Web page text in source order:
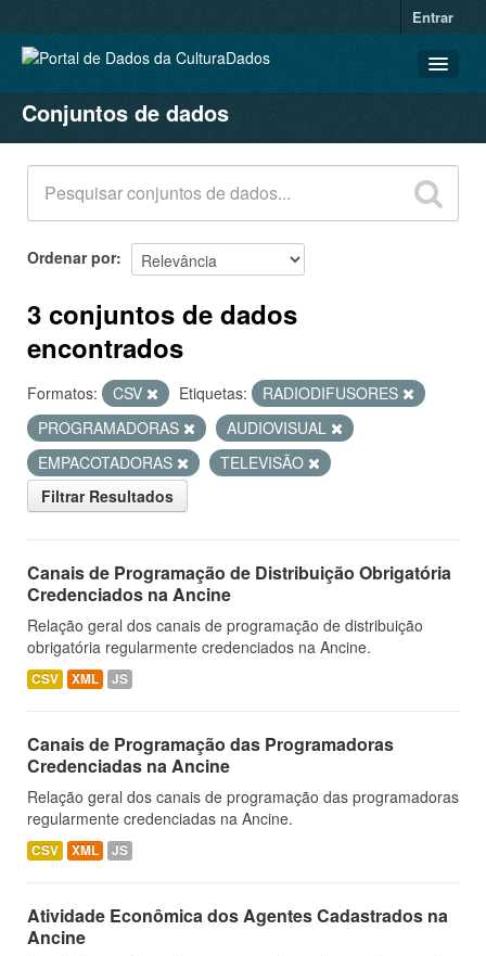
Entrar
CONJUNTOS DE DADOS
ORGANIZAÇÕES
GRUPOS
SOBRE
Conjuntos de dados
Ordenar por
3 conjuntos de dados
encontrados
Formatos: CSV Etiquetas:
RADIODIFUSORES
PROGRAMADORAS
AUDIOVISUAL
EMPACOTADORAS
TELEVISÃO
Filtrar Resultados
Canais de Programação de Distribuição Obrigatória
Credenciados na Ancine
Relação geral dos canais de programação de distribuição
obrigatória regularmente credenciados na Ancine.
CSV XML JS
Canais de Programação das Programadoras
Credenciadas na Ancine
Relação geral dos canais de programação das programadoras
regularmente credenciadas na Ancine.
CSV XML JS
Atividade Econômica dos Agentes Cadastrados na
Ancine